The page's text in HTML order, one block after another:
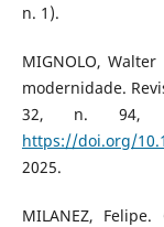
n. 1).
MIGNOLO,
modernidade.
32, n. 94,
https://doi.org/
2025.
MILANEZ,